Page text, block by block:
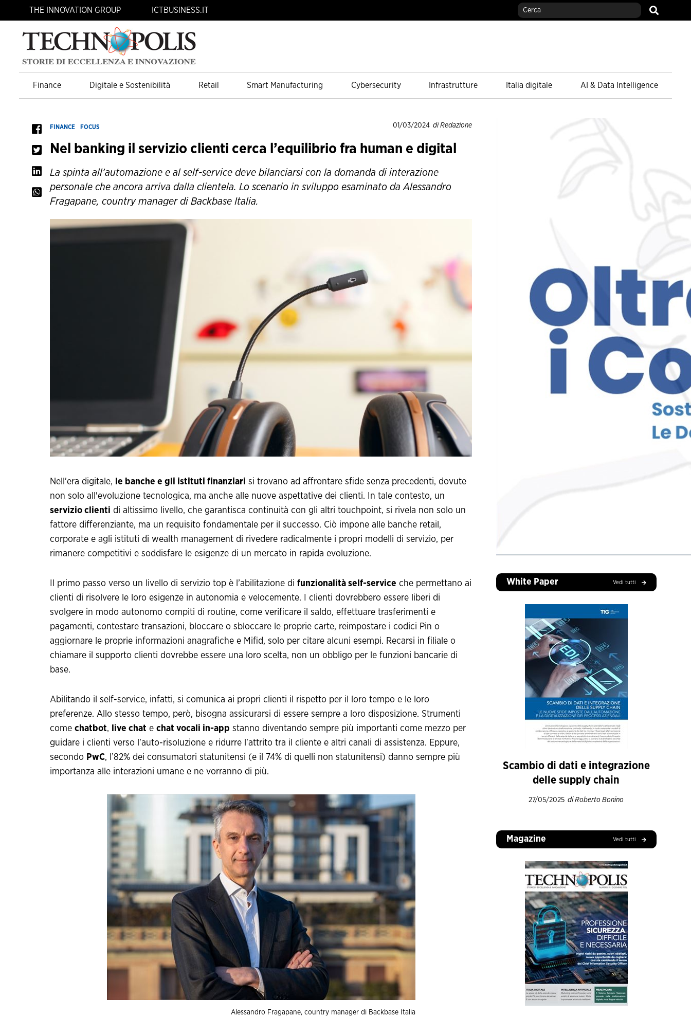
THE INNOVATION GROUP ICTBUSINESS.IT
Finance Digitale e Sostenibilità Retail Smart Manufacturing Cybersecurity Infrastrutture Italia digitale AI & Data Intelligence
FINANCE FOCUS 01/03/2024 di Redazione
Nel banking il servizio clienti cerca l’equilibrio fra human e digital
La spinta all’automazione e al self-service deve bilanciarsi con la domanda di interazione
personale che ancora arriva dalla clientela. Lo scenario in sviluppo esaminato da Alessandro
Fragapane, country manager di Backbase Italia.
Nell'era digitale, le banche e gli istituti finanziari si trovano ad affrontare sfide senza precedenti, dovute
non solo all'evoluzione tecnologica, ma anche alle nuove aspettative dei clienti. In tale contesto, un
servizio clienti di altissimo livello, che garantisca continuità con gli altri touchpoint, si rivela non solo un
fattore differenziante, ma un requisito fondamentale per il successo. Ciò impone alle banche retail,
corporate e agli istituti di wealth management di rivedere radicalmente i propri modelli di servizio, per
rimanere competitivi e soddisfare le esigenze di un mercato in rapida evoluzione.
Il primo passo verso un livello di servizio top è l’abilitazione di funzionalità self-service che permettano ai
clienti di risolvere le loro esigenze in autonomia e velocemente. I clienti dovrebbero essere liberi di
svolgere in modo autonomo compiti di routine, come verificare il saldo, effettuare trasferimenti e
pagamenti, contestare transazioni, bloccare o sbloccare le proprie carte, reimpostare i codici Pin o
aggiornare le proprie informazioni anagrafiche e Mifid, solo per citare alcuni esempi. Recarsi in filiale o
chiamare il supporto clienti dovrebbe essere una loro scelta, non un obbligo per le funzioni bancarie di
base.
Abilitando il self-service, infatti, si comunica ai propri clienti il rispetto per il loro tempo e le loro
preferenze. Allo stesso tempo, però, bisogna assicurarsi di essere sempre a loro disposizione. Strumenti
come chatbot, live chat e chat vocali in-app stanno diventando sempre più importanti come mezzo per
guidare i clienti verso l'auto-risoluzione e ridurre l'attrito tra il cliente e altri canali di assistenza. Eppure,
secondo PwC, l’82% dei consumatori statunitensi (e il 74% di quelli non statunitensi) danno sempre più
importanza alle interazioni umane e ne vorranno di più.
Alessandro Fragapane, country manager di Backbase Italia
White Paper Vedi tutti
Scambio di dati e integrazione
delle supply chain
27/05/2025 di Roberto Bonino
Magazine Vedi tutti